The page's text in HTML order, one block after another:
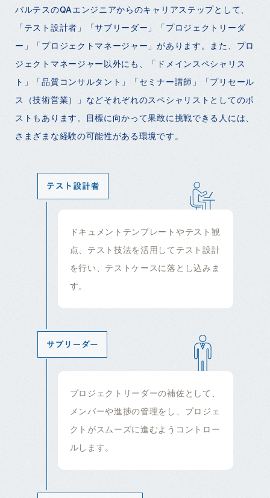
バルテスのQAエンジニアからのキャリアステップとして、
「テスト設計者」「サブリーダー」「プロジェクトリーダ
ー」「プロジェクトマネージャー」があります。また、プロ
ジェクトマネージャー以外にも、「ドメインスペシャリス
ト」「品質コンサルタント」「セミナー講師」「プリセール
ス（技術営業）」などそれぞれのスペシャリストとしてのポ
ストもあります。目標に向かって果敢に挑戦できる人には、
さまざまな経験の可能性がある環境です。
ドキュメントテンプレートやテスト観
点、テスト技法を活用してテスト設計
を行い、テストケースに落とし込みま
す。
プロジェクトリーダーの補佐として、
メンバーや進捗の管理をし、プロジェ
クトがスムーズに進むようコントロー
ルします。